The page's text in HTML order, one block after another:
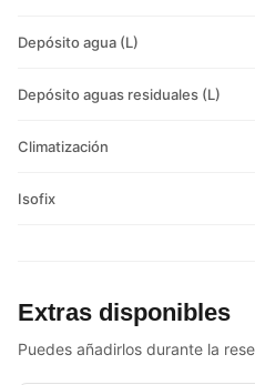
Depósito agua (L)
Depósito aguas residuales (L)
Climatización
Isofix
Extras disponibles
Puedes añadirlos durante la